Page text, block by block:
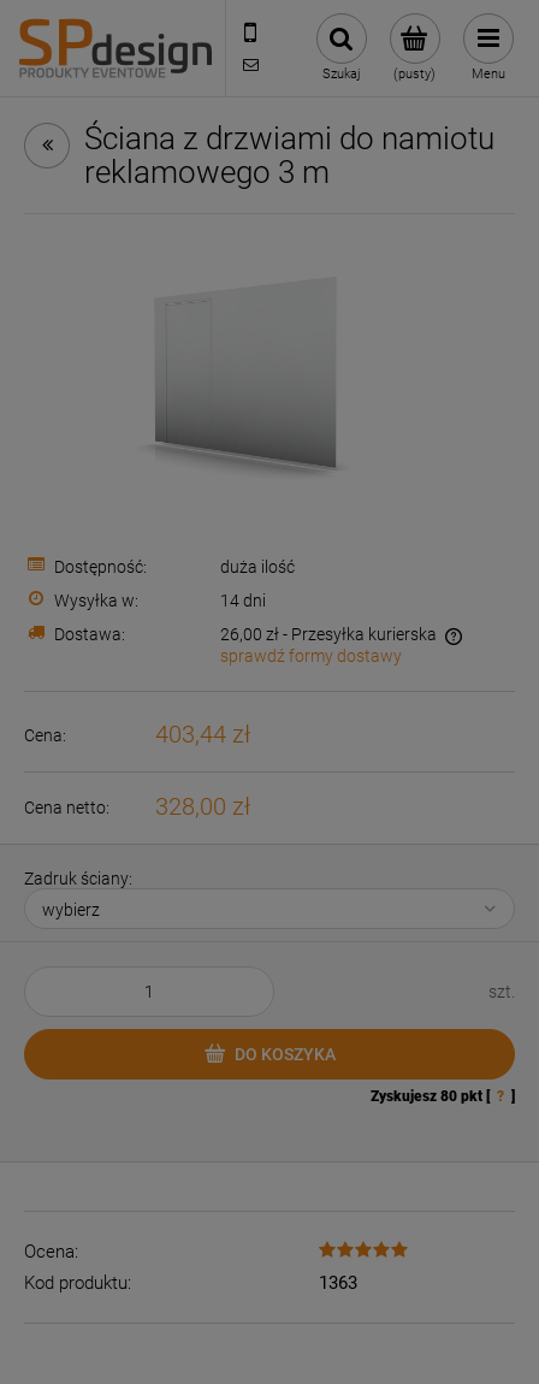
221002030
sklep@reklamydrukarnia.pl
(pusty)
Szukaj Menu
Ściana z drzwiami do namiotu
reklamowego 3 m
Dostępność:
duża ilość
Wysyłka w:
14 dni
Dostawa:
26,00 zł- Przesyłka kurierska
Cena nie zawiera ewentualnych kosztów płatności
sprawdź formy dostawy
Cena: 403,44 zł
Cena netto: 328,00 zł
Zadruk ściany:
szt.
DO KOSZYKA
Zyskujesz 80 pkt [ ? ]
Ocena:
Kod produktu:
1363